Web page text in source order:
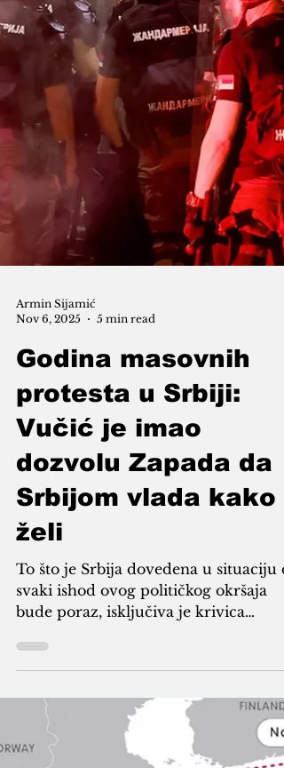
Armin Sijamić
Nov 6, 2025
5 min read
Godina masovnih
protesta u Srbiji:
Vučić je imao
dozvolu Zapada da
Srbijom vlada kako
želi
svaki ishod ovog političkog okršaja
bude poraz, isključiva je krivica
zvaničnog Beograda, odnosno onih